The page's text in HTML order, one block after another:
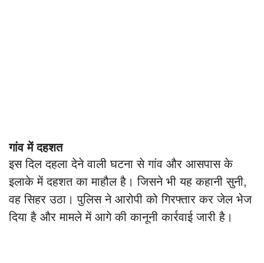
गांव में दहशत
इस दिल दहला देने वाली घटना से गांव और आसपास के
इलाके में दहशत का माहौल है। जिसने भी यह कहानी सुनी,
वह सिहर उठा। पुलिस ने आरोपी को गिरफ्तार कर जेल भेज
दिया है और मामले में आगे की कानूनी कार्रवाई जारी है।